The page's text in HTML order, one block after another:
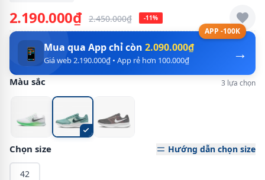
2.190.000₫ 2.450.000₫ -11%
APP -100K
→
📱 Mua qua App chỉ còn 2.090.000₫
Giá web 2.190.000₫ • App rẻ hơn 100.000₫
Màu sắc 3 lựa chọn
Chọn size Hướng dẫn chọn size
42